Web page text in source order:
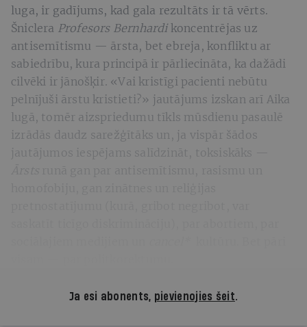
luga, ir gadījums, kad gala rezultāts ir tā vērts.
Šniclera Profesors Bernhardi koncentrējas uz
antisemītismu — ārsta, bet ebreja, konfliktu ar
sabiedrību, kura principā ir pārliecināta, ka dažādi
cilvēki ir jānošķir. «Vai kristīgi pacienti nebūtu
pelnījuši ārstu kristieti?» jautājums izskan arī Aika
lugā, tomēr aizspriedumu tīkls mūsdienu pasaulē
izrādās daudz sarežģītāks un, ja vispār šādos
jautājumos iespējams salīdzināt, toksiskāks —
Ja esi abonents, pievienojies šeit.